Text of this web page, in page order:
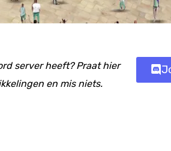
server heeft? Praat hier
en mis niets.